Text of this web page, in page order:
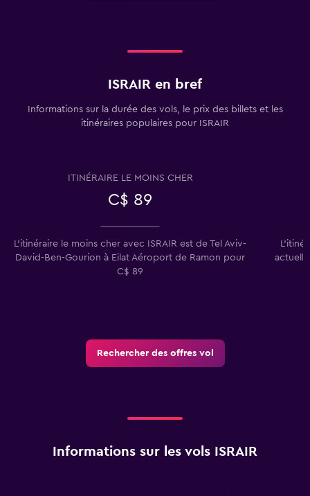
ISRAIR en bref
Informations sur la durée des vols, le prix des billets et les
itinéraires populaires pour ISRAIR
ITINÉRAIRE LE MOINS CHER
C$ 89
L'itinéraire le moins cher avec ISRAIR est de Tel Aviv-
David-Ben-Gourion à Eilat Aéroport de Ramon pour
C$ 89
Rechercher des offres vol
Informations sur les vols ISRAIR